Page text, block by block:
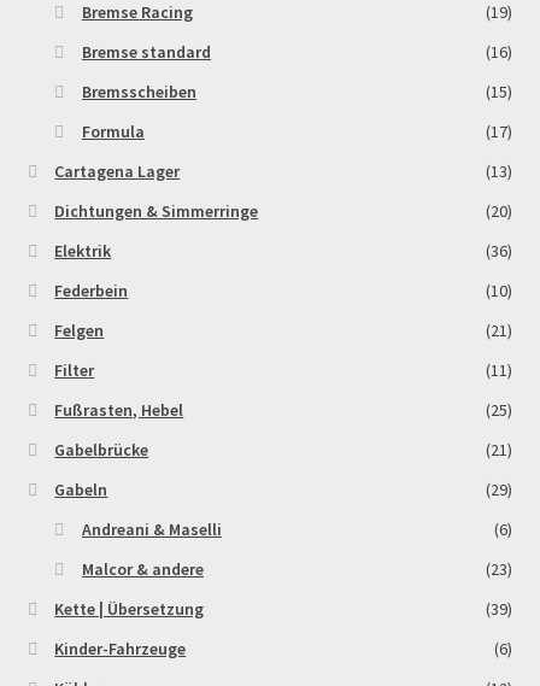
Newsletter
Order Confirmation
Pitbike Junior
Pitbikestrecken in Spanien – eine Rundreise und die
TOPstrecken
Registration
Rennserien-Veranstalter
Bremse Racing
(19)
Bremse standard
(16)
Bremsscheiben
(15)
Formula
(17)
Cartagena Lager
(13)
Dichtungen & Simmerringe
(20)
Elektrik
(36)
Federbein
(10)
Felgen
(21)
Filter
(11)
Fußrasten, Hebel
(25)
Gabelbrücke
(21)
Gabeln
(29)
Andreani & Maselli
(6)
Malcor & andere
(23)
Kette | Übersetzung
(39)
Kinder-Fahrzeuge
(6)